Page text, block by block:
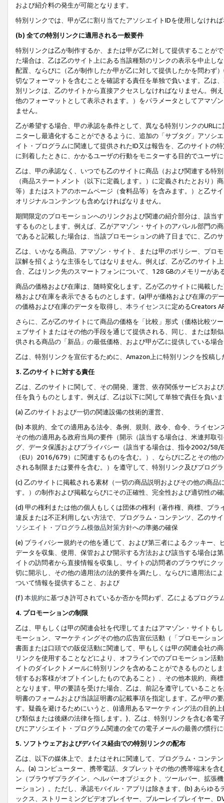
および紹介料の発生が可能となります。
特別リンクでは、甲が乙に割り当てたアソシエイトIDを使用しなけれ
(b) 全ての特別リンクに適用される一般要件
特別リンクは乙が制作するか、または甲が乙に対して提供することが
た場合は、乙は乙のサイト上にある当該種類のリンクの表示を中止し
配置、ならびに（乙が制作したか甲が乙に対して提供したかを問わず
切なフォーマットを含むことを確認する責任を単独で負います。乙は
別リンクは、乙のサイトから直接アクセスしなければなりません。例
他のフォーマットとして表示されます。）をパラメータとしてアマゾ
ません。
乙が希望する場合、甲の承認を条件として、異なる特別リンクのURL
ニターし最適化することができるように、追加の「サブタグ」アソシ
イト・プログラムに関連して提供されたID又は報告を、乙のサイトの
に到着したときに、かかるユーザの行動をモニターする目的でユーザ
乙は、甲の承認なく、いつでも乙のサイトに商品（および関連する特
（商品ステートメント（以下に定義します。）に定義されたとおり
等）またはストアのホームページ（食料品等）を含みます。）と乙サ
オリジナルコンテンツも含めなければなりません。
期間限定のプロモーションへのリンクおよび関連の紹介部分は、該当
するものとします。例えば、乙がアマゾン・サイトのアパレル部門の
であると記載した場合は、当該プロモーションの終了日までに、乙の
乙は、いかなる商品、アマゾン・サイト、または甲のポリシー、プロ
誤解を招くような主張をしてはなりません。例えば、乙が乙のサイト
合、乙はリンク先のスマートフォンについて、128 GBのメモリーがあ
商品の価格および在庫は、随時変化します。乙が乙のサイトに掲載し
格および在庫を表示できるものとします。(a)甲が価格および在庫の
の価格および在庫のデータを取得し、 本ライセンスに定めるCreators
さらに、乙が乙のサイトにて商品の価格を「比較」形式（価格比較ツ
ェブサイトまたはその他の手段を通じて提供される、同じ、または類
供される商品の「新品」の最低価格、および甲が乙に提供している場
乙は、特別リンクを宣伝するために、Amazon上に特別リンクを投稿
3. 乙のサイトに対する責任
乙は、乙のサイトに関して、その開発、運営、依存関係サービスおよ
任を負うものとします。例えば、乙は以下に関して単独で責任を負い
(a) 乙のサイトおよび一切の関連設備の技術的運営、
(b) 本規約、全ての適用ある法令、条例、規則、政令、命令、ライセ
その他の適用ある政府当局の要件（開示（該当する場合は、米連邦取
グ、データ保護およびプライバシー（該当する場合は、指令2002/58/
（EU）2016/679）に関連するものを含む。）、ならびに乙とその他
される制限または要件を含む。）を遵守して、特別リンク及びプログ
(c) 乙のサイトに掲載される素材（一切の商品説明およびその他の商
す。）の制作および掲載ならびにその正確性、完全性および適切性の
(d) 甲の権利または他の個人もしくは団体の権利（著作権、商標、プ
違反または不正利用しない方法で、プログラム・コンテンツ、乙のサ
ソシエイト・プログラム模倣品対策方針への準拠の確保
(e) プライバシー規約その他を通じて、および第三者によるクッキー
データを収集、使用、保管および開示する方法および該当する場合は
イトの訪問者から直接情報を収集し、サイトの訪問者のブラウザにク
切に開示し、その他の適用法の法的要件を満たし、ならびに適用法に
ついて情報を提供すること、および
(f) 本規約に基づき許可されているか否かを問わず、乙によるプログ
4. プロモーションの制限
乙は、甲もしくは甲の関連会社を代理してまたはアマゾン・サイトも
モーション、マーケティングその他の広告宣伝活動（「プロモーショ
書面または口頭での販促活動に関連して、甲もしくは甲の関連会社の
リンクを使用することなどにより、オフラインでのプロモーション活
イトのダイレクトメールに特別リンクを含めることができるものとし
領するお客様がオプトインしたものであること）、その他本規約、商
となります。甲の要請を受けた場合、乙は、前記を遵守していること
明書のフォームおよび当該証明書の記載事項を指定します。乙が甲の
す。疑義を避けるためにいうと、(i)適用あるマーケティング法の目的
び類似または後継の法律を指します。)、乙は、特別リンクを含む各
びにアソシエイト・プログラム関連の全ての電子メールの最善の慣行
5. ソフトウェアおよびデバイス経由での特別リンクの配布
乙は、以下の媒体上で、またはそれに関連して、プログラム・コンテ
ん。(a) コンピューター、携帯電話、タブレットその他の携帯端末を
ン（ブラウザプラグイン、ヘルパーオブジェクト、ツールバー、拡張
ーション）。ただし、承認モバイル・アプリは除きます。(b) あらゆ
ックス、ストリーミングビデオプレイヤー、ブルーレイプレイヤー、